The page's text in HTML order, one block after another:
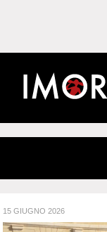
15 GIUGNO 2026